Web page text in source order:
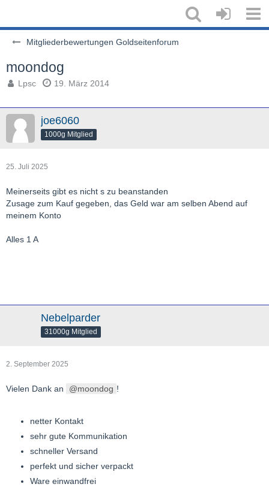
Mitgliederbewertungen Goldseitenforum
moondog
Lpsc 19. März 2014
joe6060
1000g Mitglied
25. Juli 2025
Meinerseits gibt es nicht s zu beanstanden
Zusage zum Kauf gegeben, das Geld war am selben Abend auf
meinem Konto
Alles 1 A
Nebelparder
31000g Mitglied
2. September 2025
Vielen Dank an moondog !
netter Kontakt
sehr gute Kommunikation
schneller Versand
perfekt und sicher verpackt
Ware einwandfrei